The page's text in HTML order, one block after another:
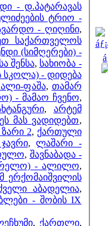
- დ.პატარავას
ტრიო -
- ღიღინი,
საქართველოს
(სიმღერები) -
შენსა, სახიობა -
სკოლა) - დიდება
ალი-ფაშა, თამარ
- მამაო ჩვენო,
, არტემ
მას ვადიდებთ,
2, ქართული
, ლაშარი -
, შავნაბადა -
- ალილო,
ერქომაიშვილის
აბადელია,
- შობის IX
, ქართლი,